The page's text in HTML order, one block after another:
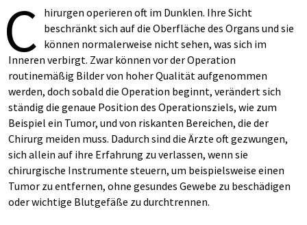
C hirurgen operieren oft im Dunklen. Ihre Sicht
beschränkt sich auf die Oberfläche des Organs und sie
können normalerweise nicht sehen, was sich im
Inneren verbirgt. Zwar können vor der Operation
routinemäßig Bilder von hoher Qualität aufgenommen
werden, doch sobald die Operation beginnt, verändert sich
ständig die genaue Position des Operationsziels, wie zum
Beispiel ein Tumor, und von riskanten Bereichen, die der
Chirurg meiden muss. Dadurch sind die Ärzte oft gezwungen,
sich allein auf ihre Erfahrung zu verlassen, wenn sie
chirurgische Instrumente steuern, um beispielsweise einen
Tumor zu entfernen, ohne gesundes Gewebe zu beschädigen
oder wichtige Blutgefäße zu durchtrennen.